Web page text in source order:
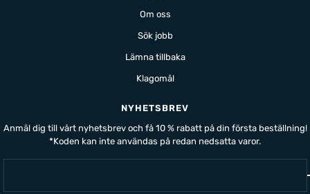
Om oss
Sök jobb
Lämna tillbaka
Klagomål
NYHETSBREV
Anmäl dig till vårt nyhetsbrev och få 10 % rabatt på din första beställning!
*Koden kan inte användas på redan nedsatta varor.